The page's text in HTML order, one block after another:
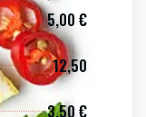
5,00 €
12,50
3,50 €